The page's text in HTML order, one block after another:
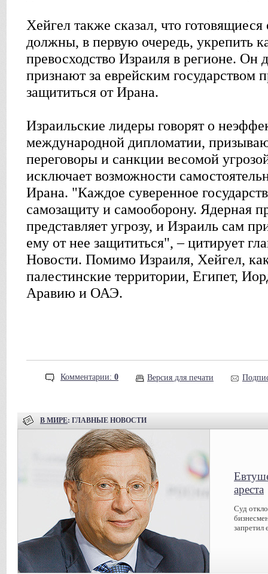
Хейгел также сказал, что
должны, в первую очередь, укрепить
превосходство Израиля в регионе.
признают за еврейским государством
защититься от Ирана.
Израильские лидеры говорят о
международной дипломатии,
переговоры и санкции весомой
исключает возможности
Ирана. "Каждое суверенное
самозащиту и самооборону. Ядерная
представляет угрозу, и Израиль сам
ему от нее защититься", – цитирует
Новости. Помимо Израиля, Хейгел,
палестинские территории, Египет,
Аравию и ОАЭ.
Комментарии: 0 Версия для печати
В МИРЕ: ГЛАВНЫЕ НОВОСТИ
ареста
Суд
запретил